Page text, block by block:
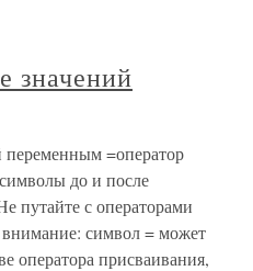
значений
переменным =оператор
до и после
путайте с операторами
символ = может
оператора присваивания,